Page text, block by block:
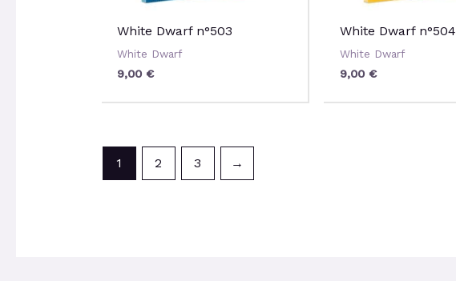
White Dwarf n°503
White Dwarf
9,00 €
White Dwarf n°504
White Dwarf
9,00 €
1 2 3 →